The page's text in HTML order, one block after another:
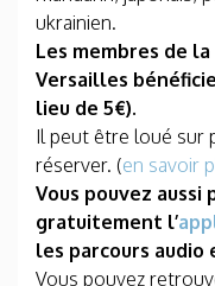
ukrainien.
Les membres de
Versailles
lieu de 5€).
Il peut être loué sur
réserver. (en savoir
Vous pouvez
gratuitement l’
les parcours
Vous pouvez